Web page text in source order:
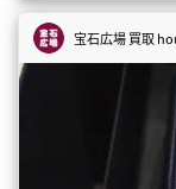
宝石広場 買取